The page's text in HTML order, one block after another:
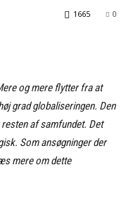
0
1665
og mere flytter fra at
grad globaliseringen. Den
af samfundet. Det
Som ansøgninger der
mere om dette